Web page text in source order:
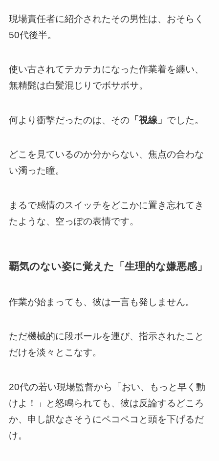
現場責任者に紹介されたその男性は、おそらく
50代後半。
使い古されてテカテカになった作業着を纏い、
無精髭は白髪混じりでボサボサ。
何より衝撃だったのは、その「視線」 でした。
どこを見ているのか分からない、焦点の合わな
い濁った瞳。
まるで感情のスイッチをどこかに置き忘れてき
たような、空っぽの表情です。
覇気のない姿に覚えた「生理的な嫌悪感」
作業が始まっても、彼は一言も発しません。
ただ機械的に段ボールを運び、指示されたこと
だけを淡々とこなす。
20代の若い現場監督から「おい、もっと早く動
けよ！」と怒鳴られても、彼は反論するどころ
か、申し訳なさそうにペコペコと頭を下げるだ
け。